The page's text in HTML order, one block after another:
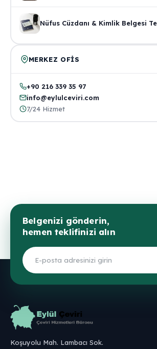
Nüfus Cüzdanı & Kimlik Belgesi
MERKEZ OFIS
+90 216 339 35 97
info@eylulceviri.com
7/24 Hizmet
Belgenizi gönderin,
hemen teklifinizi alın
Koşuyolu Mah. Lambacı Sok.